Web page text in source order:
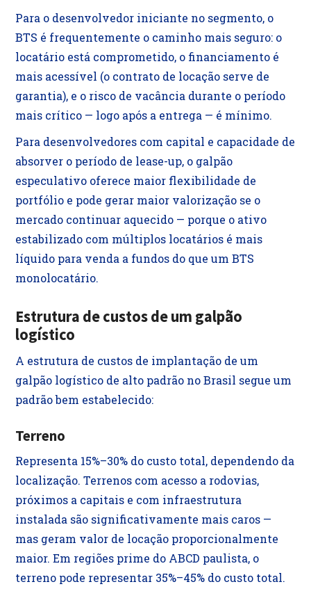
Para o desenvolvedor iniciante no segmento, o
BTS é frequentemente o caminho mais seguro: o
locatário está comprometido, o financiamento é
mais acessível (o contrato de locação serve de
garantia), e o risco de vacância durante o período
mais crítico — logo após a entrega — é mínimo.
Para desenvolvedores com capital e capacidade de
absorver o período de lease-up, o galpão
especulativo oferece maior flexibilidade de
portfólio e pode gerar maior valorização se o
mercado continuar aquecido — porque o ativo
estabilizado com múltiplos locatários é mais
líquido para venda a fundos do que um BTS
monolocatário.
Estrutura de custos de um galpão
logístico
A estrutura de custos de implantação de um
galpão logístico de alto padrão no Brasil segue um
padrão bem estabelecido:
Terreno
Representa 15%–30% do custo total, dependendo da
localização. Terrenos com acesso a rodovias,
próximos a capitais e com infraestrutura
instalada são significativamente mais caros —
mas geram valor de locação proporcionalmente
maior. Em regiões prime do ABCD paulista, o
terreno pode representar 35%–45% do custo total.